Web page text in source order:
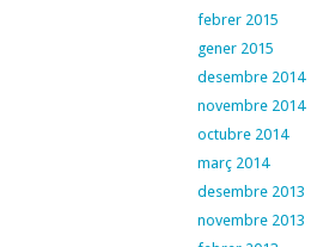
febrer 2015
gener 2015
desembre 2014
novembre 2014
octubre 2014
març 2014
desembre 2013
novembre 2013